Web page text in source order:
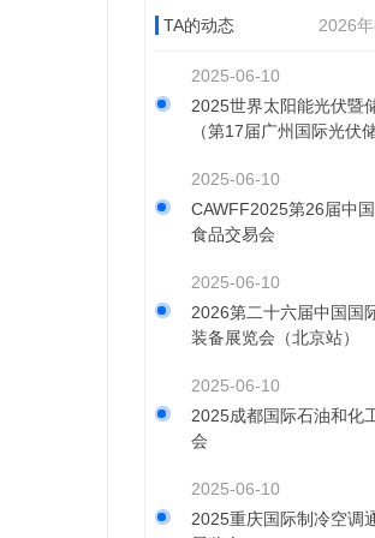
TA的动态 2026
2025-06-10
2025世界太阳能光伏暨
（第17届广州国际光伏
2025-06-10
CAWFF2025第26届中
食品交易会
2025-06-10
2026第二十六届中国国
装备展览会（北京站）
2025-06-10
2025成都国际石油和化
会
2025-06-10
2025重庆国际制冷空调